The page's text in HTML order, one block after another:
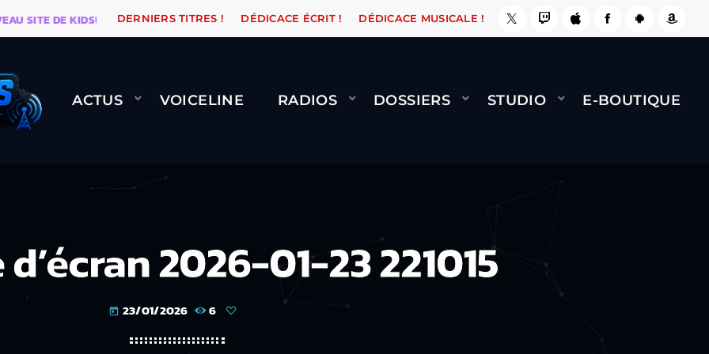
DE KIDSUNE WARÉTRO ORANGE ROAD QUI PASSE, ÇA LE FAIT ! NAMI BERNARD MINET -
DERNIERS TITRES ! DÉDICACE ÉCRIT ! DÉDICACE MUSICALE !
ACTUS VOICELINE RADIOS DOSSIERS STUDIO E-BOUTIQUE
2026-01-23 221015
today 23/01/2026 6